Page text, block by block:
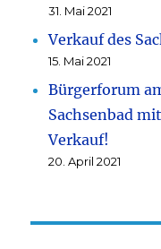
31. Mai 2021
Verkauf des
15. Mai 2021
Bürgerforum
Sachsenbad
Verkauf!
20. April 2021